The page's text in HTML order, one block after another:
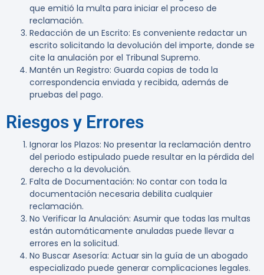
que emitió la multa para iniciar el proceso de
reclamación.
Redacción de un Escrito: Es conveniente redactar un
escrito solicitando la devolución del importe, donde se
cite la anulación por el Tribunal Supremo.
Mantén un Registro: Guarda copias de toda la
correspondencia enviada y recibida, además de
pruebas del pago.
Riesgos y Errores
Ignorar los Plazos: No presentar la reclamación dentro
del periodo estipulado puede resultar en la pérdida del
derecho a la devolución.
Falta de Documentación: No contar con toda la
documentación necesaria debilita cualquier
reclamación.
No Verificar la Anulación: Asumir que todas las multas
están automáticamente anuladas puede llevar a
errores en la solicitud.
No Buscar Asesoría: Actuar sin la guía de un abogado
especializado puede generar complicaciones legales.